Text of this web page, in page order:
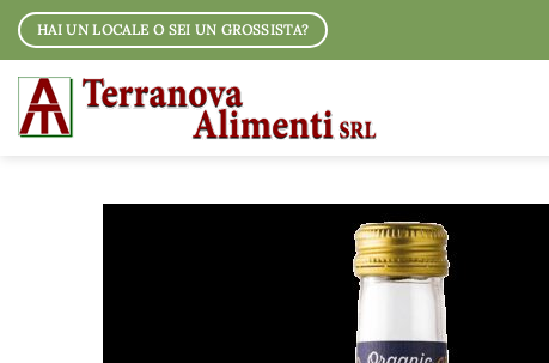
Salta
contenuti
HAI UN LOCALE O SEI UN GROSSISTA?